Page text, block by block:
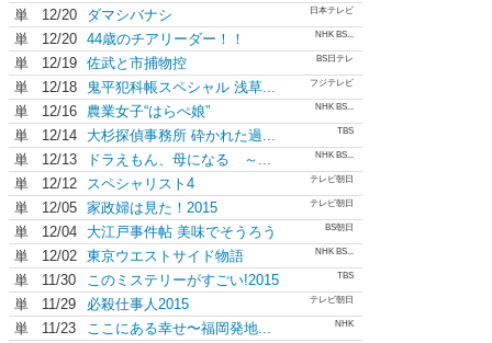
単 12/20 ダマシバナシ 日本テレビ
単 12/20 44歳のチアリーダー！！ NHK BS...
単 12/19 佐武と市捕物控 BS日テレ
単 12/18 鬼平犯科帳スペシャル 浅草... フジテレビ
単 12/16 農業女子“はらぺ娘” NHK BS...
単 12/14 大杉探偵事務所 砕かれた過... TBS
単 12/13 ドラえもん、母になる ～... NHK BS...
単 12/12 スペシャリスト4 テレビ朝日
単 12/05 家政婦は見た！2015 テレビ朝日
単 12/04 大江戸事件帖 美味でそうろう BS朝日
単 12/02 東京ウエストサイド物語 NHK BS...
単 11/30 このミステリーがすごい!2015 TBS
単 11/29 必殺仕事人2015 テレビ朝日
単 11/23 ここにある幸せ〜福岡発地... NHK